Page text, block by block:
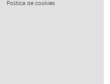
Política de cookies